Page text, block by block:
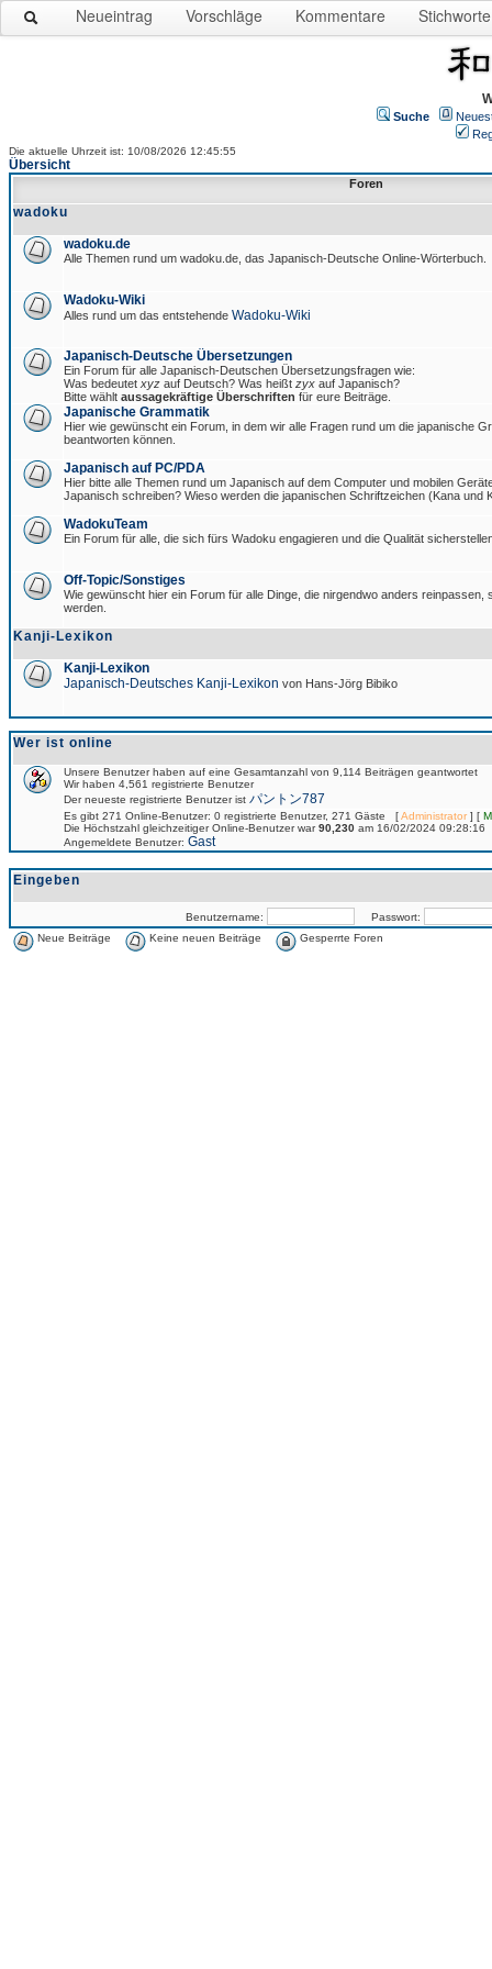
Neueintrag Vorschläge Kommentare Stichworte
Suche
Die aktuelle Uhrzeit ist: 10/08/2026 12:45:55
Übersicht
Foren
wadoku
wadoku.de
Alle Themen rund um wadoku.de, das Japanisch-Deutsche Online-Wörterbuch.
Wadoku-Wiki
Alles rund um das entstehende Wadoku-Wiki
Japanisch-Deutsche Übersetzungen
Ein Forum für alle Japanisch-Deutschen Übersetzungsfragen wie:
Was bedeutet xyz auf Deutsch? Was heißt zyx auf Japanisch?
Bitte wählt aussagekräftige Überschriften für eure Beiträge.
Japanische Grammatik
Hier wie gewünscht ein Forum, in dem wir alle Fragen rund um die japanische
beantworten können.
Japanisch auf PC/PDA
Hier bitte alle Themen rund um Japanisch auf dem Computer und mobilen
Japanisch schreiben? Wieso werden die japanischen Schriftzeichen (Kana und
WadokuTeam
Ein Forum für alle, die sich fürs Wadoku engagieren und die Qualität
Off-Topic/Sonstiges
Wie gewünscht hier ein Forum für alle Dinge, die nirgendwo anders reinpassen,
werden.
Kanji-Lexikon
Kanji-Lexikon
Japanisch-Deutsches Kanji-Lexikon von Hans-Jörg Bibiko
Wer ist online
Unsere Benutzer haben auf eine Gesamtanzahl von 9,114 Beiträgen geantwortet
Wir haben 4,561 registrierte Benutzer
Der neueste registrierte Benutzer ist パントン787
Es gibt 271 Online-Benutzer: 0 registrierte Benutzer, 271 Gäste [Administrator] [
Die Höchstzahl gleichzeitiger Online-Benutzer war90,230 am 16/02/2024 09:28:16
Angemeldete Benutzer: Gast
Eingeben
Benutzername:
Passwort:
Neue Beiträge
Keine neuen Beiträge Gesperrte Foren